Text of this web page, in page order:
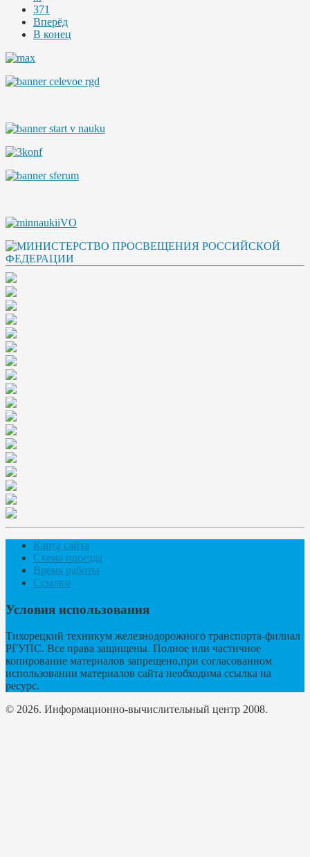
371
Вперёд
В конец
Карта сайта
Схема проезда
Время работы
Ссылки
Условия использования
Тихорецкий техникум железнодорожного транспорта-филиал
РГУПС. Все права защищены. Полное или частичное
копирование материалов запрещено,при согласованном
использовании материалов сайта необходима ссылка на
ресурс.
© 2026. Информационно-вычислительный центр 2008.